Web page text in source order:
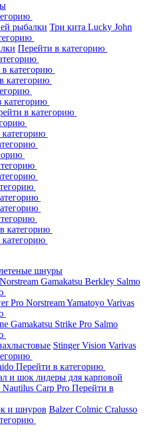
рыбалки Три кита Lucky John
Перейти в категорию
категорию
категорию
категорию
в категорию
категорию
шнуры
Norstream Gamakatsu Berkley Salmo
Pro NorstreamYamatoyo Varivas
Gamakatsu Strike Pro Salmo
StingerVision Varivas
Перейти в категорию
и шок лидеры для карповой
Nautilus Carp Pro Перейти в
и шнуров BalzerColmic Cralusso